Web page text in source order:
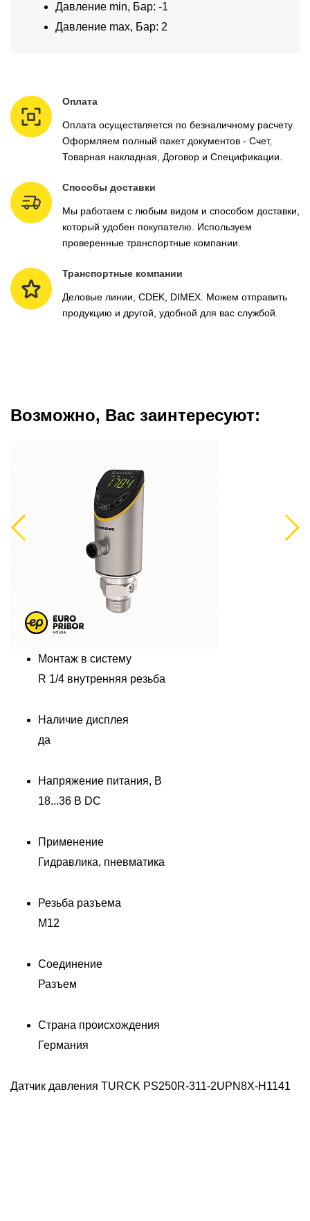
Давление min, Бар: -1
Давление max, Бар: 2
Оплата
Оплата осуществляется по безналичному расчету.
Оформляем полный пакет документов - Счет,
Товарная накладная, Договор и Спецификации.
Способы доставки
Мы работаем с любым видом и способом доставки,
который удобен покупателю. Используем
проверенные транспортные компании.
Транспортные компании
Деловые линии, CDEK, DIMEX. Можем отправить
продукцию и другой, удобной для вас службой.
Возможно, Вас заинтересуют:
Previous
Монтаж в систему
R 1/4 внутренняя резьба
Наличие дисплея
да
Напряжение питания, В
18...36 В DC
Применение
Гидравлика, пневматика
Резьба разъема
M12
Соединение
Разъем
Страна происхождения
Германия
Датчик давления TURCK PS250R-311-2UPN8X-H1141
Next